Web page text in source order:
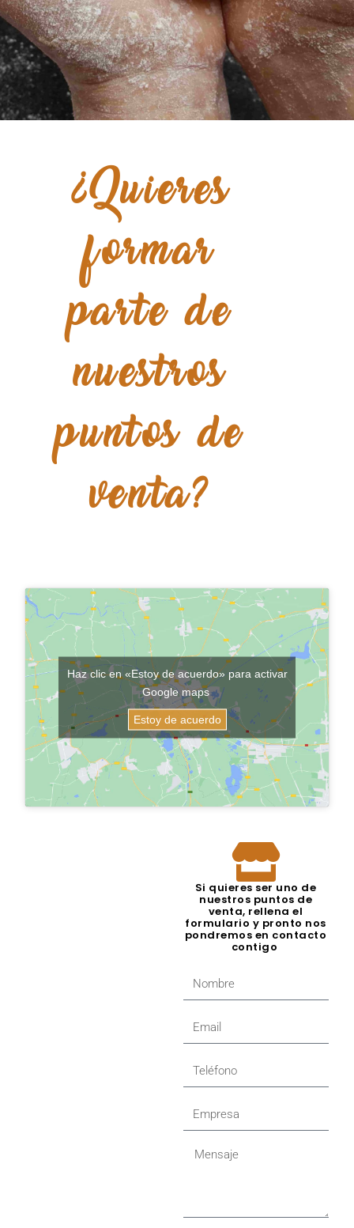
¿Quieres
formar
parte de
nuestros
puntos de
venta?
Haz clic en «Estoy de acuerdo» para activar
Google maps
Estoy de acuerdo
Si quieres ser uno de
nuestros puntos de
venta, rellena el
formulario y pronto nos
pondremos en contacto
contigo